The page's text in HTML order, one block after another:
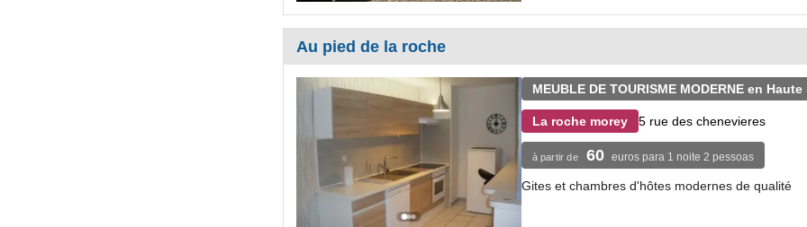
Au pied de la roche
MEUBLE DE TOURISME MODERNE en Haute
La roche morey 5 rue des chenevieres
à partir de 60 euros para 1 noite 2 pessoas
Gites et chambres d'hôtes modernes de qualité